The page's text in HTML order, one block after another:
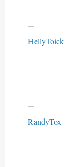
HellyToick
RandyTox